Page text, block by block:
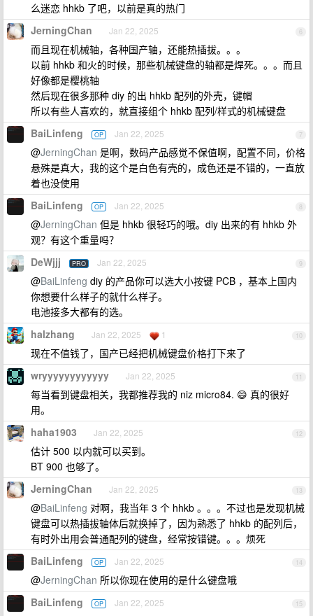
么迷恋 hhkb 了吧，以前是真的热门
6
JerningChan Jan 22, 2025
而且现在机械轴，各种国产轴，还能热插拔。。。
以前 hhkb 和火的时候，那些机械键盘的轴都是焊死。。。而且
好像都是樱桃轴
然后现在很多那种 diy 的出 hhkb 配列的外壳，键帽
所以有些人喜欢的，就直接组个 hhkb 配列/样式的机械键盘
7
BaiLinfeng OP Jan 22, 2025
@JerningChan 是啊，数码产品感觉不保值啊，配置不同，价格
悬殊是真大，我的这个是白色有壳的，成色还是不错的，一直放
着也没使用
8
BaiLinfeng OP Jan 22, 2025
@JerningChan 但是 hhkb 很轻巧的哦。diy 出来的有 hhkb 外
观？有这个重量吗？
9
DeWjjj PRO Jan 22, 2025
@BaiLinfeng diy 的产品你可以选大小按键 PCB ，基本上国内
你想要什么样子的就什么样子。
电池接多大都有的选。
10
halzhang Jan 22, 2025 1
现在不值钱了，国产已经把机械键盘价格打下来了
11
wryyyyyyyyyyyy Jan 22, 2025
每当看到键盘相关，我都推荐我的 niz micro84. 😄 真的很好
用。
12
haha1903 Jan 22, 2025
估计 500 以内就可以买到。
BT 900 也够了。
13
JerningChan Jan 22, 2025
@BaiLinfeng 对啊，我当年 3 个 hhkb 。。。不过也是发现机械
键盘可以热插拔轴体后就换掉了，因为熟悉了 hhkb 的配列后，
有时外出用会普通配列的键盘，经常按错键。。。烦死
14
BaiLinfeng OP Jan 22, 2025
@JerningChan 所以你现在使用的是什么键盘哦
15
BaiLinfeng OP Jan 22, 2025